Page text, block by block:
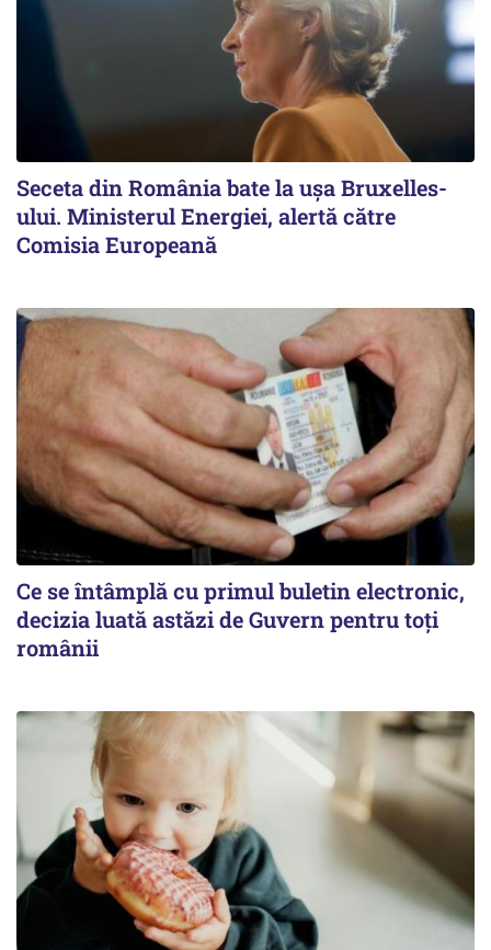
Seceta din România bate la ușa Bruxelles-
ului. Ministerul Energiei, alertă către
Comisia Europeană
Ce se întâmplă cu primul buletin electronic,
decizia luată astăzi de Guvern pentru toți
românii